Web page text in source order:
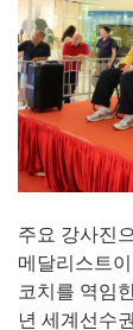
주요 강사진
메달리스트
코치를 역임
년 세계선수